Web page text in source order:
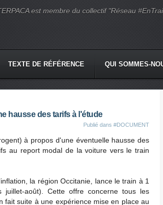
est membre du collectif "Réseau
TEXTE DE RÉFÉRENCE QUI SOMMES-
hausse des tarifs à l'étude
Publié dans #DOCUMENT
à propos d'une éventuelle hausse des
au report modal de la voiture vers le train
la région Occitanie, lance le train à 1
août). Cette offre concerne tous les
fait suite à une expérience mise en place au